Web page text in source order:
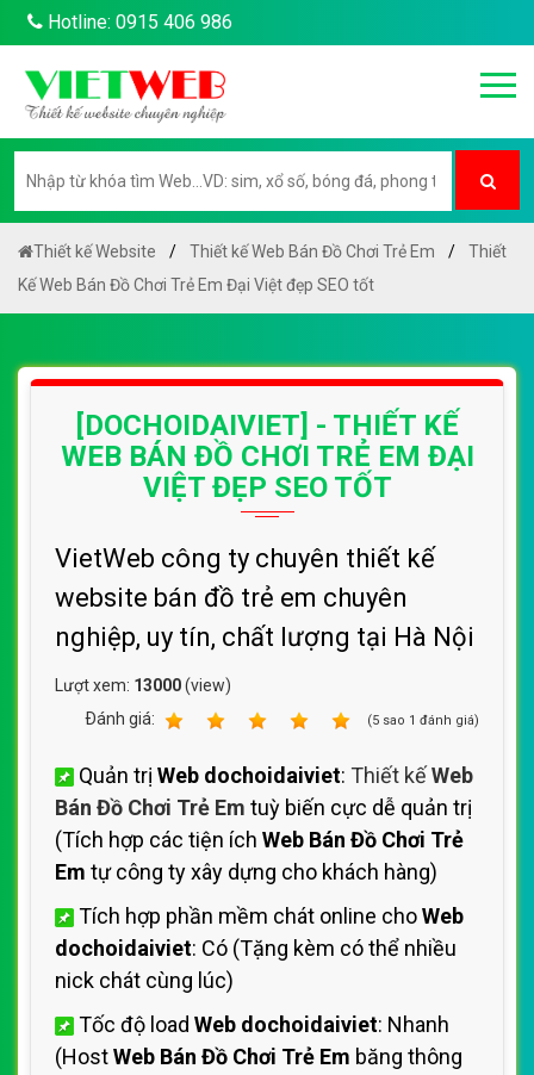
Hotline: 0915 406 986
Thiết kế Website Thiết kế Web Bán Đồ Chơi Trẻ Em
Thiết
Kế Web Bán Đồ Chơi Trẻ Em Đại Việt đẹp SEO tốt
[DOCHOIDAIVIET] - THIẾT KẾ
WEB BÁN ĐỒ CHƠI TRẺ EM ĐẠI
VIỆT ĐẸP SEO TỐT
VietWeb công ty chuyên thiết kế
website bán đồ trẻ em chuyên
nghiệp, uy tín, chất lượng tại Hà Nội
Lượt xem: 13000(view)
Ðánh giá:
(5 sao 1 đánh giá)
Quản trị Web dochoidaiviet: Thiết kếWeb
Bán Đồ Chơi Trẻ Em tuỳ biến cực dễ quản trị
(Tích hợp các tiện ích Web Bán Đồ Chơi Trẻ
Em tự công ty xây dựng cho khách hàng)
Tích hợp phần mềm chát online choWeb
dochoidaiviet: Có (Tặng kèm có thể nhiều
nick chát cùng lúc)
Tốc độ load Web dochoidaiviet: Nhanh
(HostWeb Bán Đồ Chơi Trẻ Em băng thông